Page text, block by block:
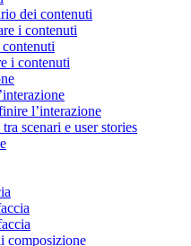
dei contenuti
i contenuti
i contenuti
l’interazione
scenari e user stories
composizione